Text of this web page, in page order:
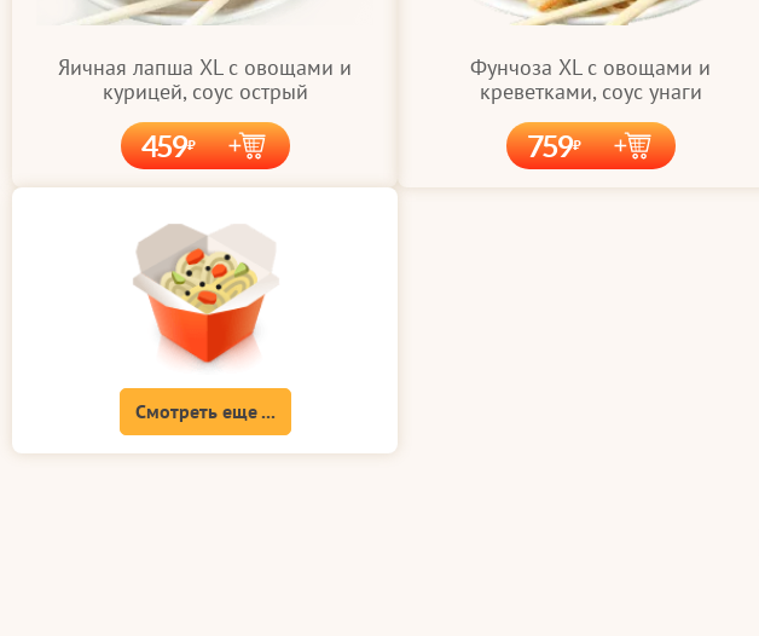
Яичная лапша XL с овощами и
курицей, соус острый
459
Фунчоза XL с овощами и
креветками, соус унаги
759
Смотреть еще ...